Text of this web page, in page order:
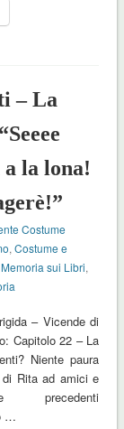
– La
la lona!
Costume
,Costume e
sui Libri,
– Vicende di
Capitolo 22 – La
Niente paura
Rita ad amici e
…